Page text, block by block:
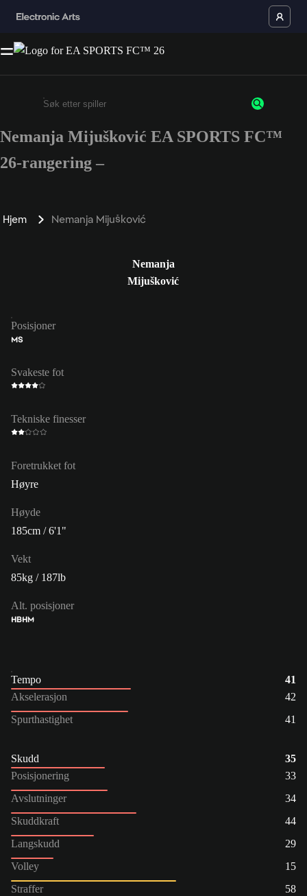
Enter a minimum of 3 characters or numbers
Nemanja Mijušković EA SPORTS FC™
26-rangering –
Hjem Nemanja Mijušković
Nemanja
Mijušković
Posisjoner
MS
Svakeste fot
Tekniske finesser
Foretrukket fot
Høyre
Høyde
185cm / 6'1"
Vekt
85kg / 187lb
Alt. posisjoner
HBHM
Tempo
41
Akselerasjon
42
Spurthastighet
41
Skudd
35
Posisjonering
33
Avslutninger
34
Skuddkraft
44
Langskudd
29
Volley
15
Straffer
58